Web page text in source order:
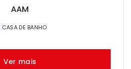
AAM
CASA DE BANHO
Ver mais